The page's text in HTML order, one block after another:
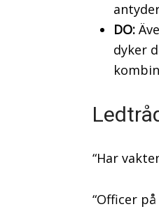
DO:
dyker
“Har
“Officer på